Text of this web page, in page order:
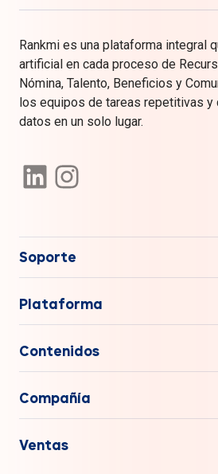
Rankmi es una plataforma integral
artificial en cada proceso de
Nómina, Talento, Beneficios y
los equipos de tareas repetitivas y
datos en un solo lugar.
Soporte
Plataforma
Contenidos
Compañía
Ventas